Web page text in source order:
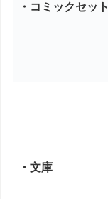
・コミックセット
・文庫